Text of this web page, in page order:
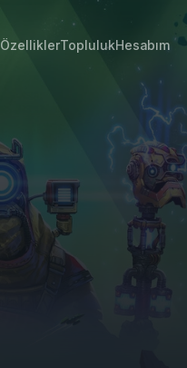
ÖzelliklerToplulukHesabım